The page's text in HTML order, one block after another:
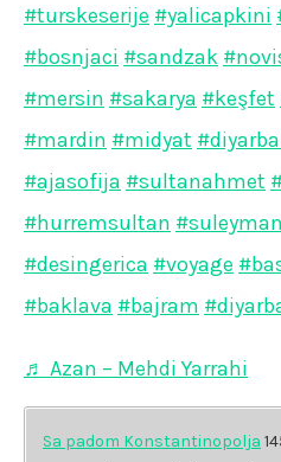
#turskeserije #yalicapkini
#bosnjaci #sandzak
#mersin #sakarya #keşfet
#mardin #midyat
#ajasofija #sultanahmet
#hurremsultan
#desingerica #voyage
#baklava #bajram
♬ Azan – Mehdi Yarrahi
Sa padom Konstantinopolja